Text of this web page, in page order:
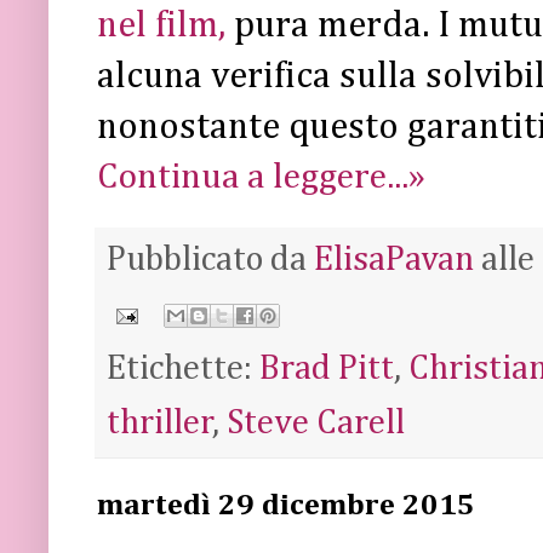
nel film, pura merda. I
alcuna verifica sulla
nonostante questo
Continua a leggere...»
Pubblicato da ElisaPavan alle
Etichette: Brad Pitt,
thriller, Steve Carell
martedì 29 dicembre 2015